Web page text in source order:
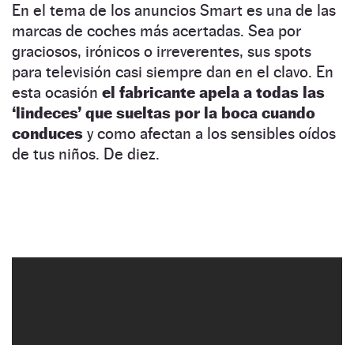
En el tema de los anuncios Smart es una de las
marcas de coches más acertadas. Sea por
graciosos, irónicos o irreverentes, sus spots
para televisión casi siempre dan en el clavo. En
esta ocasión el fabricante apela a todas las
‘lindeces’ que sueltas por la boca cuando
conduces y como afectan a los sensibles oídos
de tus niños. De diez.